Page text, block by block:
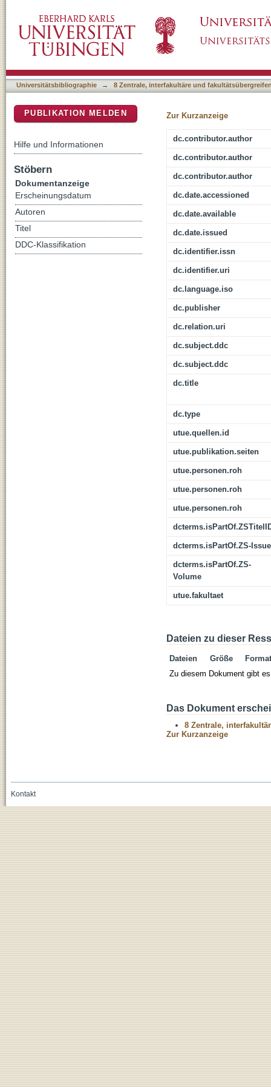
Thalamic Nucleus
Universitätsbibliographie → 8 Zentrale, interfakultäre und
Zur Kurzanzeige
dc.contributor.author
dc.contributor.author
dc.contributor.author
dc.date.accessioned
dc.date.available
dc.date.issued
dc.identifier.issn
dc.identifier.uri
dc.language.iso
dc.publisher
dc.relation.uri
dc.subject.ddc
dc.subject.ddc
dc.title
dc.type
utue.quellen.id
utue.publikation.seiten
utue.personen.roh
utue.personen.roh
utue.personen.roh
dcterms.isPartOf.ZS-Issue
dcterms.isPartOf.ZS-
Volume
utue.fakultaet
Dateien zu dieser
Dateien Größe
Format
Zu diesem Dokument gibt
Das Dokument
8 Zentrale,
Zur Kurzanzeige
PUBLIKATION MELDEN
Hilfe und Informationen
Stöbern
Dokumentanzeige
Erscheinungsdatum
Autoren
Titel
DDC-Klassifikation
Kontakt